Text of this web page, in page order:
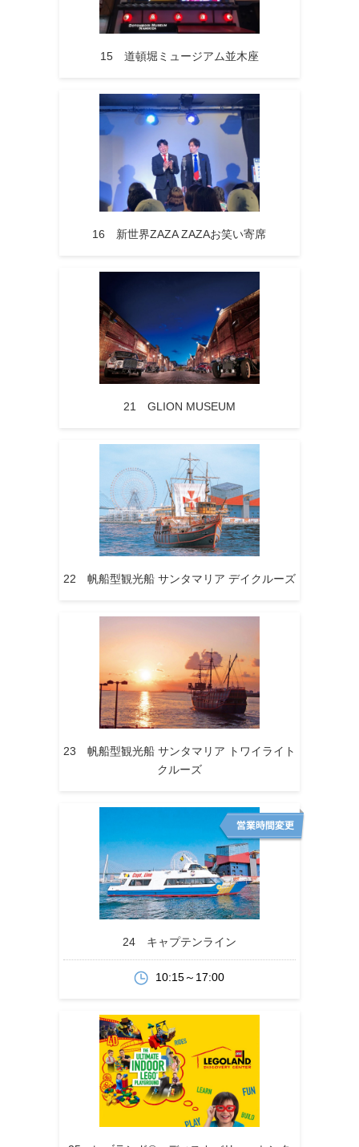
15 道頓堀ミュージアム並木座
16 新世界ZAZA ZAZAお笑い寄席
21 GLION MUSEUM
22 帆船型観光船 サンタマリア デイクルーズ
23 帆船型観光船 サンタマリア トワイライト
クルーズ
24 キャプテンライン
10:15～17:00